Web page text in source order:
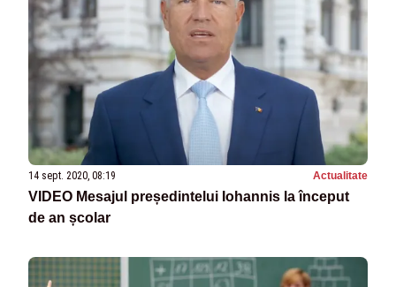
14 sept. 2020, 08:19 Actualitate
VIDEO Mesajul președintelui Iohannis la început
de an școlar